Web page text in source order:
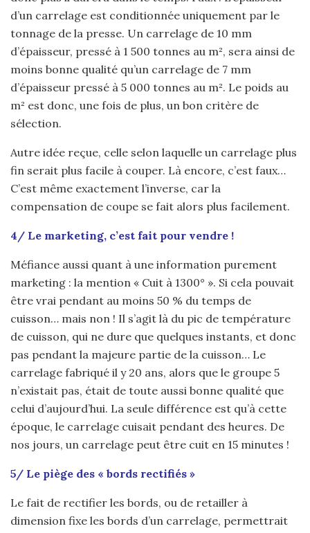
d’un carrelage est conditionnée uniquement par le
tonnage de la presse. Un carrelage de 10 mm
d’épaisseur, pressé à 1 500 tonnes au m², sera ainsi de
moins bonne qualité qu’un carrelage de 7 mm
d’épaisseur pressé à 5 000 tonnes au m². Le poids au
m² est donc, une fois de plus, un bon critère de
sélection.
Autre idée reçue, celle selon laquelle un carrelage plus
fin serait plus facile à couper. Là encore, c’est faux…
C’est même exactement l’inverse, car la
compensation de coupe se fait alors plus facilement.
4/ Le marketing, c’est fait pour vendre !
Méfiance aussi quant à une information purement
marketing : la mention « Cuit à 1300° ». Si cela pouvait
être vrai pendant au moins 50 % du temps de
cuisson… mais non ! Il s’agit là du pic de température
de cuisson, qui ne dure que quelques instants, et donc
pas pendant la majeure partie de la cuisson… Le
carrelage fabriqué il y 20 ans, alors que le groupe 5
n’existait pas, était de toute aussi bonne qualité que
celui d’aujourd’hui. La seule différence est qu’à cette
époque, le carrelage cuisait pendant des heures. De
nos jours, un carrelage peut être cuit en 15 minutes !
5/ Le piège des « bords rectifiés »
Le fait de rectifier les bords, ou de retailler à
dimension fixe les bords d’un carrelage, permettrait